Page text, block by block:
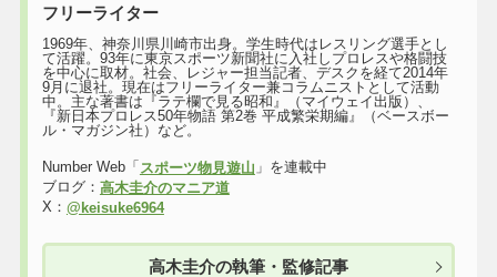
フリーライター
1969年、神奈川県川崎市出身。学生時代はレスリング選手とし
て活躍。93年に東京スポーツ新聞社に入社しプロレスや格闘技
を中心に取材。社会、レジャー担当記者、デスクを経て2014年
9月に退社。現在はフリーライター兼コラムニストとして活動
中。主な著書は『ラテ欄で見る昭和』（マイウェイ出版）、
『新日本プロレス50年物語 第2巻 平成繁栄期編』（ベースボー
ル・マガジン社）など。
Number Web「 スポーツ物見遊山 」を連載中
ブログ： 高木圭介のマニア道
X： @keisuke6964
高木圭介の執筆・監修記事